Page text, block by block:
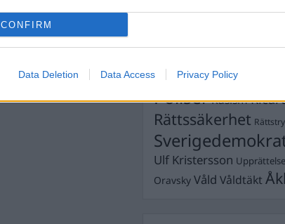
CONFIRM
Data Deletion Data Access Privacy Policy
LagarMichael
Silventoinen Petter Inedahl
PoliserRasism
Rättssäkerhet
Ulf Kristersson Upprättelse
Oravsky Våld Våldtäkt